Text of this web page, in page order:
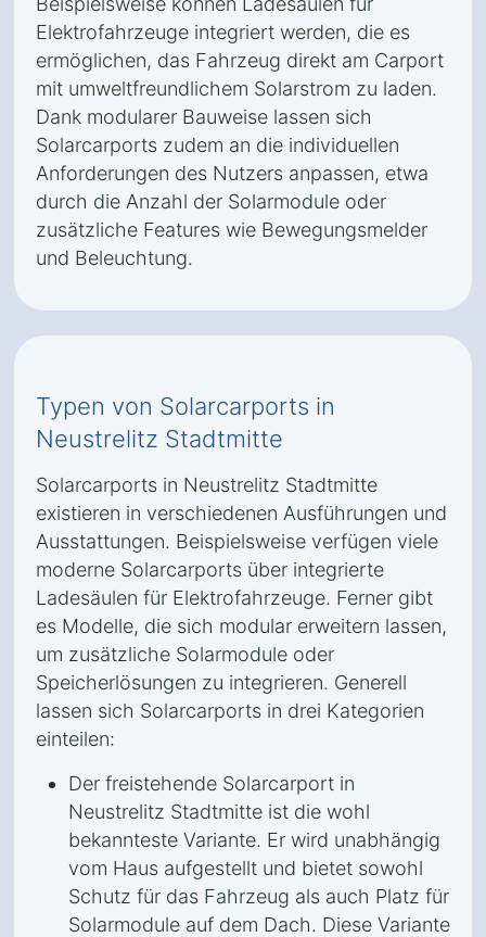
Elektrofahrzeuge integriert werden, die es
ermöglichen, das Fahrzeug direkt am Carport
mit umweltfreundlichem Solarstrom zu laden.
Dank modularer Bauweise lassen sich
Solarcarports zudem an die individuellen
Anforderungen des Nutzers anpassen, etwa
durch die Anzahl der Solarmodule oder
zusätzliche Features wie Bewegungsmelder
und Beleuchtung.
Typen von Solarcarports in
Neustrelitz Stadtmitte
Solarcarports in Neustrelitz Stadtmitte
existieren in verschiedenen Ausführungen und
Ausstattungen. Beispielsweise verfügen viele
moderne Solarcarports über integrierte
Ladesäulen für Elektrofahrzeuge. Ferner gibt
es Modelle, die sich modular erweitern lassen,
um zusätzliche Solarmodule oder
Speicherlösungen zu integrieren. Generell
lassen sich Solarcarports in drei Kategorien
einteilen:
Der freistehende Solarcarport in
Neustrelitz Stadtmitte ist die wohl
bekannteste Variante. Er wird unabhängig
vom Haus aufgestellt und bietet sowohl
Schutz für das Fahrzeug als auch Platz für
Solarmodule auf dem Dach. Diese Variante